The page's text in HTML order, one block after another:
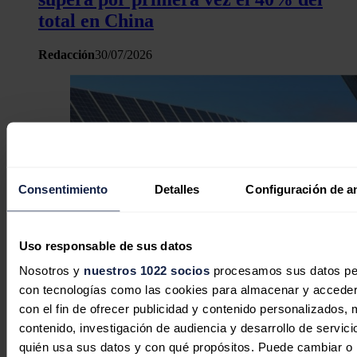
Consentimiento Detalles Configuración de
Uso responsable de sus datos
Nosotros y nuestros 1022 sociosprocesamos sus datos
con tecnologías como las cookies para almacenar y
con el fin de ofrecer publicidad y contenido personalizados,
contenido, investigación de audiencia y desarrollo de
quién usa sus datos y con qué propósitos. Puede cambiar
total en China
Redacción30/07/2026
China anuncia más reglas para tratar
de atajar las guerras de precios en
paneles solares